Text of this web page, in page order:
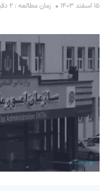
۱۵ اسفند ۱۴۰۳ زمان مطالعه : ۲ دقیقه